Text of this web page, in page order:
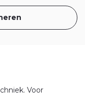
Voor